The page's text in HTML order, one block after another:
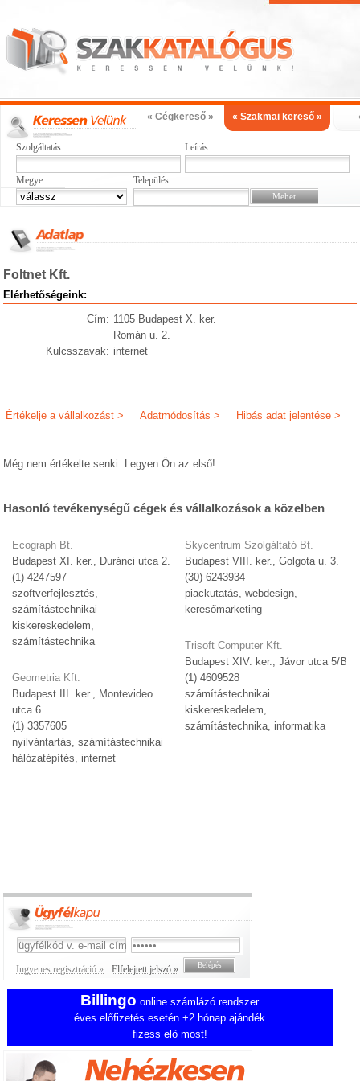
« Cégkereső » « Szakmai kereső »
Szolgáltatás: Leírás:
Megye: Település:
Foltnet Kft.
Elérhetőségeink:
Cím: 1105 Budapest X. ker.
Román u. 2.
Kulcsszavak: internet
Hibás adat jelentése >
Adatmódosítás >
Értékelje a vállalkozást >
Még nem értékelte senki. Legyen Ön az első!
Hasonló tevékenységű cégek és vállalkozások a közelben
Ecograph Bt.
Budapest XI. ker., Duránci utca 2.
(1) 4247597
szoftverfejlesztés,
számítástechnikai
kiskereskedelem,
számítástechnika
Geometria Kft.
Budapest III. ker., Montevideo
utca 6.
(1) 3357605
nyilvántartás, számítástechnikai
hálózatépítés, internet
Skycentrum Szolgáltató Bt.
Budapest VIII. ker., Golgota u. 3.
(30) 6243934
piackutatás, webdesign,
keresőmarketing
Trisoft Computer Kft.
Budapest XIV. ker., Jávor utca 5/B
(1) 4609528
számítástechnikai
kiskereskedelem,
számítástechnika, informatika
Ingyenes regisztráció » Elfelejtett jelszó »
Billingo online számlázó rendszer
éves előfizetés esetén +2 hónap ajándék
fizess elő most!